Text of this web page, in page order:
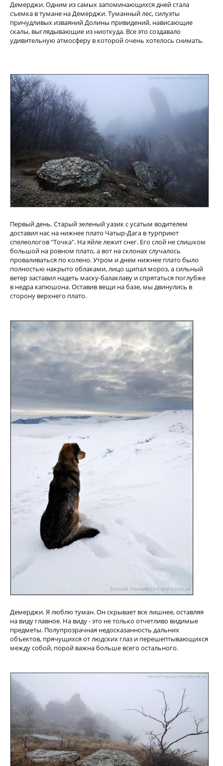
Демерджи. Одним из самых запоминающихся дней стала
съемка в тумане на Демерджи. Туманный лес, силуэты
причудливых изваяний Долины привидений, нависающие
скалы, выглядывающие из ниоткуда. Все это создавало
удивительную атмосферу в которой очень хотелось снимать.
Первый день. Старый зеленый уазик с усатым водителем
доставил нас на нижнее плато Чатыр-Дага в турприют
спелеологов "Точка". На яйле лежит снег. Его слой не слишком
большой на ровном плато, а вот на склонах случалось
проваливаться по колено. Утром и днем нижнее плато было
полностью накрыто облаками, лицо щипал мороз, а сильный
ветер заставил надеть маску-балаклаву и спрятаться поглубже
в недра капюшона. Оставив вещи на базе, мы двинулись в
сторону верхнего плато.
Демерджи. Я люблю туман. Он скрывает все лишнее, оставляя
на виду главное. На виду - это не только отчетливо видимые
предметы. Полупрозрачная недосказанность дальних
объектов, прячущихся от людских глаз и перешептывающихся
между собой, порой важна больше всего остального.